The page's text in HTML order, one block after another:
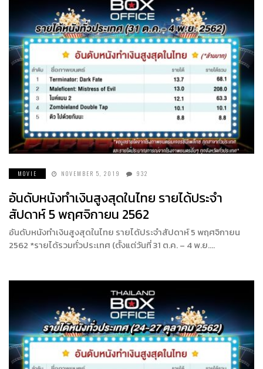
MOVIE NOVEMBER 5, 2019 932
อันดับหนังทำเงินสูงสุดในไทย รายได้ประจำ
สัปดาห์ 5 พฤศจิกายน 2562
อันดับหนังทำเงินสูงสุดในไทย รายได้ประจำสัปดาห์ 5 พฤศจิกายน
2562 *รายได้รวมทั่วประเทศ (ตั้งแต่วันที่ 31 ต.ค. – 4 พ.ย….